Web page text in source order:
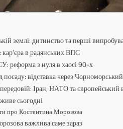
землі: дитинство та перші
в радянських ВПС
реформа з нуля в хаосі 90-х
відставка через
Іран, НАТО та європейський
сьогодні
про Костянтина Морозова
важлива саме зараз